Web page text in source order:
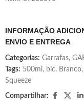
INFORMAÇÃO
ENVIO E ENTREGA
Categorias: Garrafas,
Tags: 500ml , bic, Branco,
Squeeze
Compartilhar: